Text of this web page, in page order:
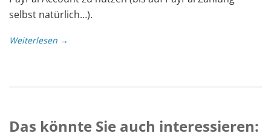
selbst natürlich…).
Weiterlesen →
Das könnte Sie auch interessieren: